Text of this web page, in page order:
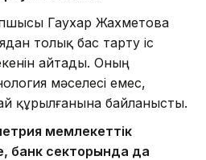
Гаухар Жахметова
толық бас тарту іс
айтады. Оның
мәселесі емес,
құрылғанына байланысты.
мемлекеттік
банк секторында да